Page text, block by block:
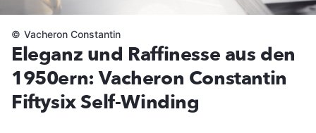
Eleganz und Raffinesse aus den
1950ern: Vacheron Constantin
Fiftysix Self-Winding
© Vacheron Constantin